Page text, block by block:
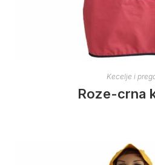
Kecelje i
Roze-crna